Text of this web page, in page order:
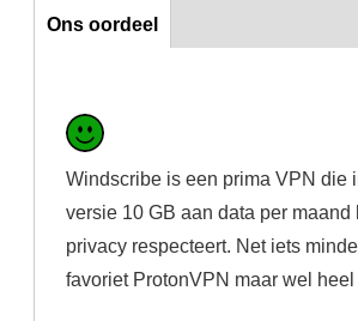
Ons oordeel
Ons oordeel
Windscribe is een prima VPN die
versie 10 GB aan data per maand
privacy respecteert. Net iets
favoriet ProtonVPN maar wel heel